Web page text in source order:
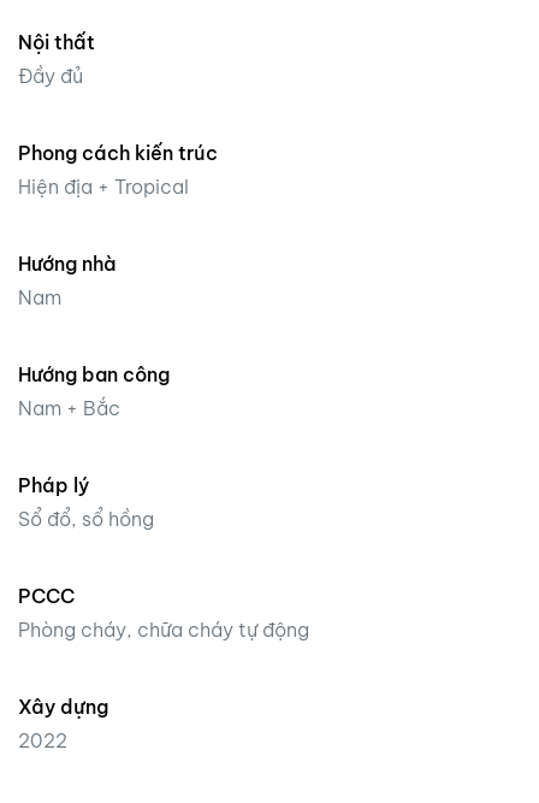
Nội thất
Đầy đủ
Phong cách kiến trúc
Hiện địa + Tropical
Hướng nhà
Nam
Hướng ban công
Nam + Bắc
Pháp lý
Sổ đổ, sổ hồng
PCCC
Phòng cháy, chữa cháy tự động
Xây dựng
2022